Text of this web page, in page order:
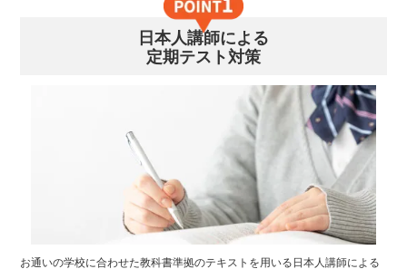
日本人講師による
定期テスト対策
お通いの学校に合わせた教科書準拠のテキストを用いる日本人講師による